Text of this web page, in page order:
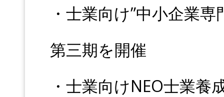
・士業向け”中小企業
第三期を開催
・士業向けNEO士業